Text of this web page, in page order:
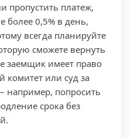
пропустить платеж,
0,5% в день,
всегда планируйте
сможете вернуть
заемщик имеет право
комитет или суд за
например, попросить
срока без